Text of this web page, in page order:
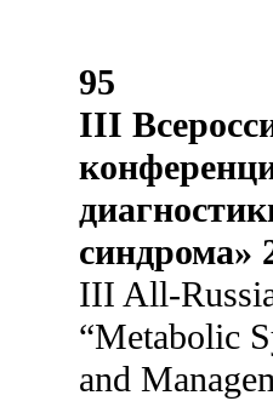
95
III
синдрома»
III All-
“Metabolic
and